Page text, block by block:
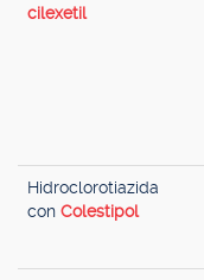
cilexetil
Hidroclorotiazida
con Colestipol